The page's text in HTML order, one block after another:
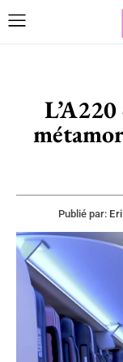
Publié par: